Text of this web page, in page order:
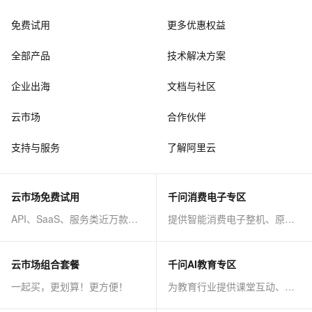
免费试用 更多优惠权益
全部产品 技术解决方案
企业出海 文档与社区
云市场 合作伙伴
支持与服务 了解阿里云
云市场免费试用
API、SaaS、服务类近万款商品免费试！
千问消费电子专区
提供智能消费电子整机、原子能力等AI方案
云市场组合套餐
一起买，更划算！更方便！
千问AI教育专区
为教育行业提供课堂互动、课程制作等AI方案